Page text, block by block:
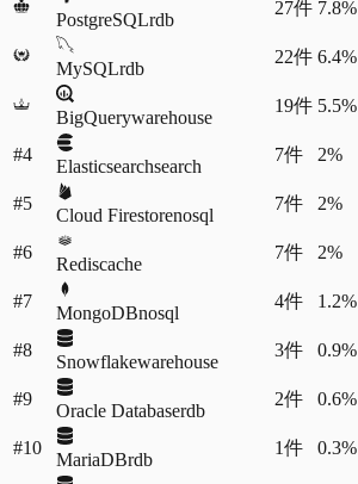
PostgreSQLrdb
27件 7.8%
MySQLrdb
22件 6.4%
BigQuerywarehouse
19件 5.5%
#4
Elasticsearchsearch
7件 2%
#5
Cloud Firestorenosql
7件 2%
#6
Rediscache
7件 2%
#7
MongoDBnosql
4件 1.2%
#8
Snowflakewarehouse
3件 0.9%
#9
Oracle Databaserdb
2件 0.6%
#10
MariaDBrdb
1件 0.3%